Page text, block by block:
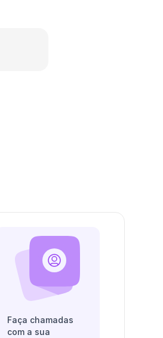
Faça chamadas
com a sua